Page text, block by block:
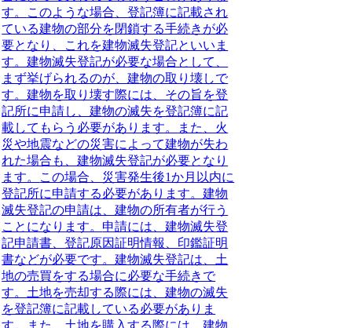
す。
このような場合、登記簿に記載され
ている建物の部分を閉鎖する手続きが必
要となり、これを建物滅失登記といいま
す。建物滅失登記が必要な場合として、
まず挙げられるのが、建物の取り壊しで
す。建物を取り壊す際には、その旨を登
記所に申請し、建物の滅失を登記簿に記
載してもらう必要があります。
また、火
災や地震などの災害によって建物が失わ
れた場合も、建物滅失登記が必要となり
ます。
この場合、災害発生後1か月以内に
登記所に申請する必要があります。建物
滅失登記の申請は、建物の所有者が行う
ことになります。 申請には、建物滅失登
記申請書、登記原因証明情報、印鑑証明
書などが必要です。建物滅失登記は、土
地の売買をする場合に必要な手続きで
す。 土地を売却する際には、建物の滅失
を登記簿に記載している必要がありま